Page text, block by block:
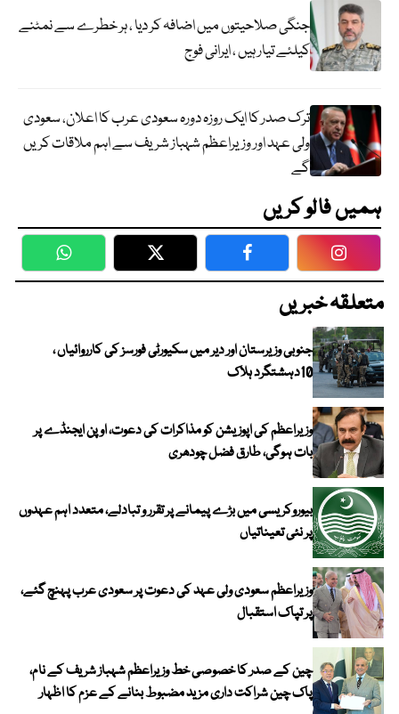
جنگی صلاحیتوں میں اضافہ کر دیا ، ہر خطرے سے نمٹنے
کیلئے تیار ہیں ، ایرانی فوج
ترک صدر کا ایک روزہ دورہ سعودی عرب کا اعلان، سعودی
ولی عہد اور وزیراعظم شہباز شریف سے اہم ملاقات کریں
گے
ہمیں فالو کریں
WhatsApp Twitter Facebook
متعلقہ خبریں
جنوبی وزیرستان اور دیر میں سکیورٹی فورسز کی کارروائیاں ،
10دہشتگرد ہلاک
وزیراعظم کی اپوزیشن کو مذاکرات کی دعوت، اوپن ایجنڈے پر
بات ہوگی، طارق فضل چودھری
بیوروکریسی میں بڑے پیمانے پر تقرر و تبادلے، متعدد اہم عہدوں
پر نئی تعیناتیاں
وزیراعظم سعودی ولی عہد کی دعوت پر سعودی عرب پہنچ گئے،
پر تپاک استقبال
چین کے صدر کا خصوصی خط وزیراعظم شہباز شریف کے نام،
پاک چین شراکت داری مزید مضبوط بنانے کے عزم کا اظہار